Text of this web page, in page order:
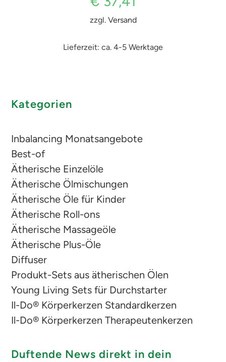
zzgl. Versand
Lieferzeit: ca. 4-5 Werktage
Kategorien
Inbalancing Monatsangebote
Best-of
Ätherische Einzelöle
Ätherische Ölmischungen
Ätherische Öle für Kinder
Ätherische Roll-ons
Ätherische Massageöle
Ätherische Plus-Öle
Diffuser
Produkt-Sets aus ätherischen Ölen
Young Living Sets für Durchstarter
Il-Do® Körperkerzen Standardkerzen
Il-Do® Körperkerzen Therapeutenkerzen
Duftende News direkt in dein